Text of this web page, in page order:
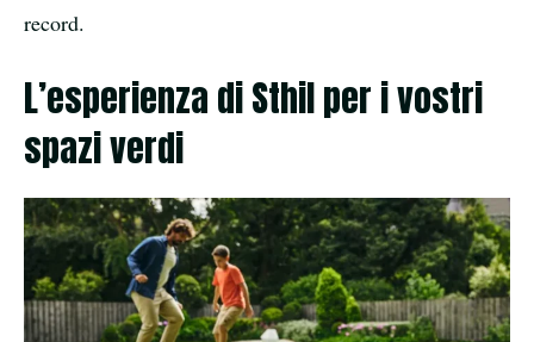
record.
L’esperienza di Sthil per i vostri
spazi verdi